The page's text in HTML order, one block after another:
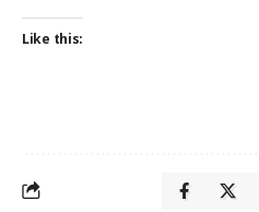
Like this: